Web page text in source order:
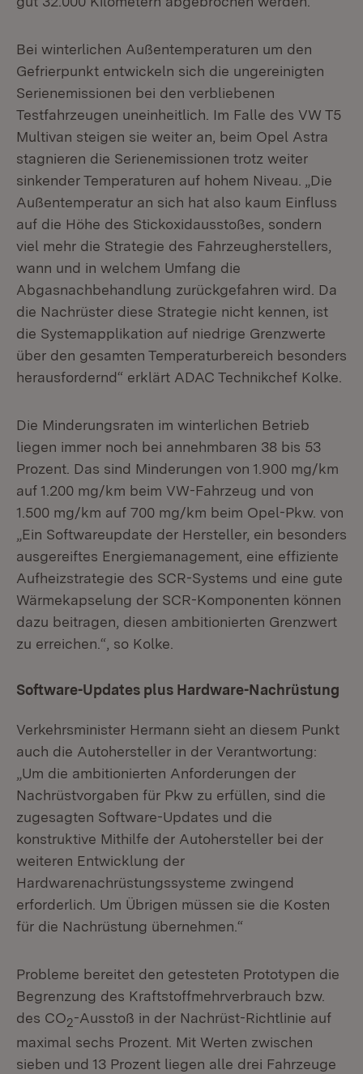
Bei winterlichen Außentemperaturen um den
Gefrierpunkt entwickeln sich die ungereinigten
Serienemissionen bei den verbliebenen
Testfahrzeugen uneinheitlich. Im Falle des VW T5
Multivan steigen sie weiter an, beim Opel Astra
stagnieren die Serienemissionen trotz weiter
sinkender Temperaturen auf hohem Niveau. „Die
Außentemperatur an sich hat also kaum Einfluss
auf die Höhe des Stickoxidausstoßes, sondern
viel mehr die Strategie des Fahrzeugherstellers,
wann und in welchem Umfang die
Abgasnachbehandlung zurückgefahren wird. Da
die Nachrüster diese Strategie nicht kennen, ist
die Systemapplikation auf niedrige Grenzwerte
über den gesamten Temperaturbereich besonders
herausfordernd“ erklärt ADAC Technikchef Kolke.
Die Minderungsraten im winterlichen Betrieb
liegen immer noch bei annehmbaren 38 bis 53
Prozent. Das sind Minderungen von 1.900 mg/km
auf 1.200 mg/km beim VW-Fahrzeug und von
1.500 mg/km auf 700 mg/km beim Opel-Pkw. von
„Ein Softwareupdate der Hersteller, ein besonders
ausgereiftes Energiemanagement, eine effiziente
Aufheizstrategie des SCR-Systems und eine gute
Wärmekapselung der SCR-Komponenten können
dazu beitragen, diesen ambitionierten Grenzwert
zu erreichen.“, so Kolke.
Software-Updates plus Hardware-Nachrüstung
Verkehrsminister Hermann sieht an diesem Punkt
auch die Autohersteller in der Verantwortung:
„Um die ambitionierten Anforderungen der
Nachrüstvorgaben für Pkw zu erfüllen, sind die
zugesagten Software-Updates und die
konstruktive Mithilfe der Autohersteller bei der
weiteren Entwicklung der
Hardwarenachrüstungssysteme zwingend
erforderlich. Um Übrigen müssen sie die Kosten
für die Nachrüstung übernehmen.“
Probleme bereitet den getesteten Prototypen die
Begrenzung des Kraftstoffmehrverbrauch bzw.
des CO2-Ausstoß in der Nachrüst-Richtlinie auf
maximal sechs Prozent. Mit Werten zwischen
sieben und 13 Prozent liegen alle drei Fahrzeuge